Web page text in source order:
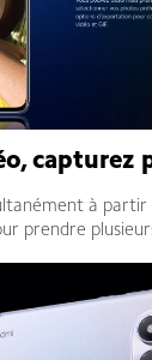
capturez
à
prendre